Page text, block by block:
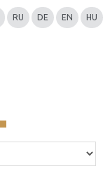
RU DE EN HU